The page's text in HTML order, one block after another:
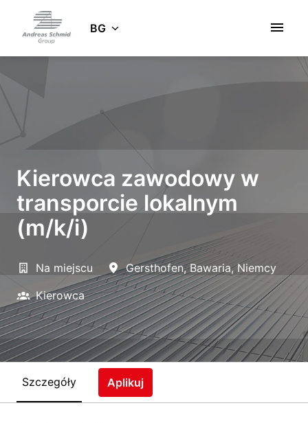
springenStartseite BG
Kierowca zawodowy w
transporcie lokalnym
(m/k/i)
Na miejscu Gersthofen, Bawaria, Niemcy
Kierowca
Szczegóły Aplikuj